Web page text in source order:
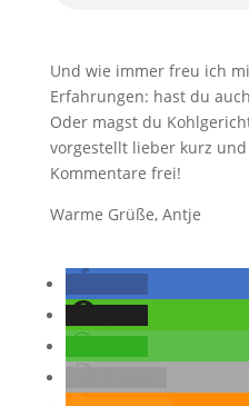
Und wie immer freu ich
Erfahrungen: hast du
Oder magst du
vorgestellt lieber kurz und
Kommentare frei!
Warme Grüße, Antje